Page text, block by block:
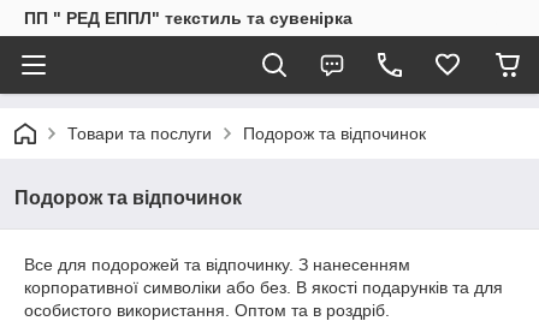
ПП " РЕД ЕППЛ" текстиль та сувенірка
Товари та послуги Подорож та відпочинок
Подорож та відпочинок
Все для подорожей та відпочинку. З нанесенням
корпоративної символіки або без. В якості подарунків та для
особистого використання. Оптом та в роздріб.